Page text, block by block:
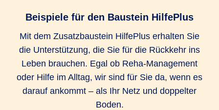
Kosten für kosmetische Operationen
bis zu 25.000
EUR
bis zu 25.000
EUR
bis zu 25.000
EUR
Umbaukosten
Beispiele für den Baustein HilfePlus
Mit dem Zusatzbaustein HilfePlus erhalten Sie
die Unterstützung, die Sie für die Rückkehr ins
Leben brauchen. Egal ob Reha-Management
oder Hilfe im Alltag, wir sind für Sie da, wenn es
darauf ankommt – als Ihr Netz und doppelter
Boden.